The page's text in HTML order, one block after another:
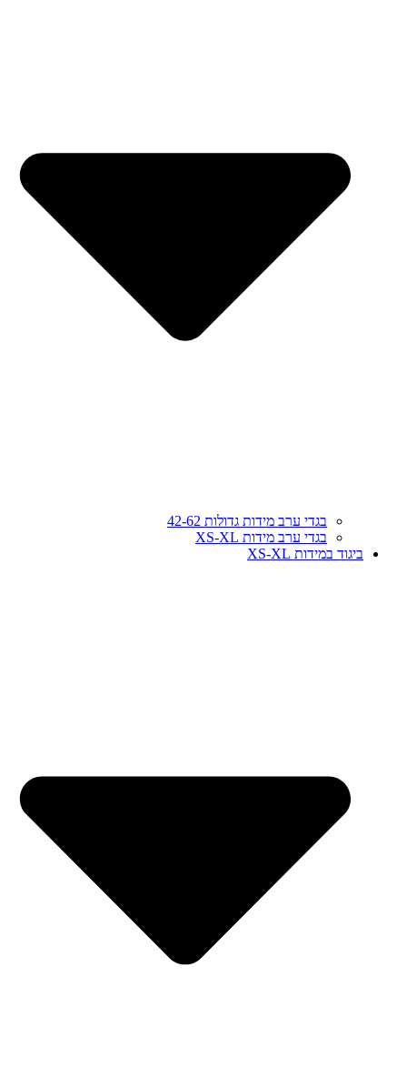
בגדי ערב מידות גדולות 42-62
בגדי ערב מידות XS-XL
ביגוד במידות XS-XL